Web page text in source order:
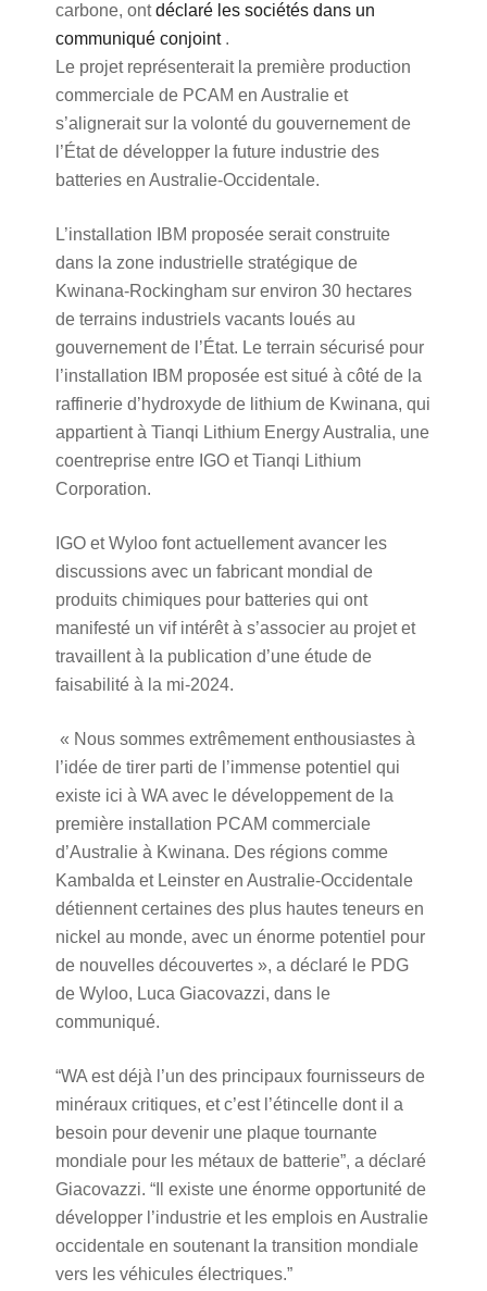
carbone, ontdéclaré les sociétés dans un
communiqué conjoint.
Le projet représenterait la première production
commerciale de PCAM en Australie et
s’alignerait sur la volonté du gouvernement de
l’État de développer la future industrie des
batteries en Australie-Occidentale.
L’installation IBM proposée serait construite
dans la zone industrielle stratégique de
Kwinana-Rockingham sur environ 30 hectares
de terrains industriels vacants loués au
gouvernement de l’État. Le terrain sécurisé pour
l’installation IBM proposée est situé à côté de la
raffinerie d’hydroxyde de lithium de Kwinana, qui
appartient à Tianqi Lithium Energy Australia, une
coentreprise entre IGO et Tianqi Lithium
Corporation.
IGO et Wyloo font actuellement avancer les
discussions avec un fabricant mondial de
produits chimiques pour batteries qui ont
manifesté un vif intérêt à s’associer au projet et
travaillent à la publication d’une étude de
faisabilité à la mi-2024.
« Nous sommes extrêmement enthousiastes à
l’idée de tirer parti de l’immense potentiel qui
existe ici à WA avec le développement de la
première installation PCAM commerciale
d’Australie à Kwinana. Des régions comme
Kambalda et Leinster en Australie-Occidentale
détiennent certaines des plus hautes teneurs en
nickel au monde, avec un énorme potentiel pour
de nouvelles découvertes », a déclaré le PDG
de Wyloo, Luca Giacovazzi, dans le
communiqué.
“WA est déjà l’un des principaux fournisseurs de
minéraux critiques, et c’est l’étincelle dont il a
besoin pour devenir une plaque tournante
mondiale pour les métaux de batterie”, a déclaré
Giacovazzi. “Il existe une énorme opportunité de
développer l’industrie et les emplois en Australie
occidentale en soutenant la transition mondiale
vers les véhicules électriques.”